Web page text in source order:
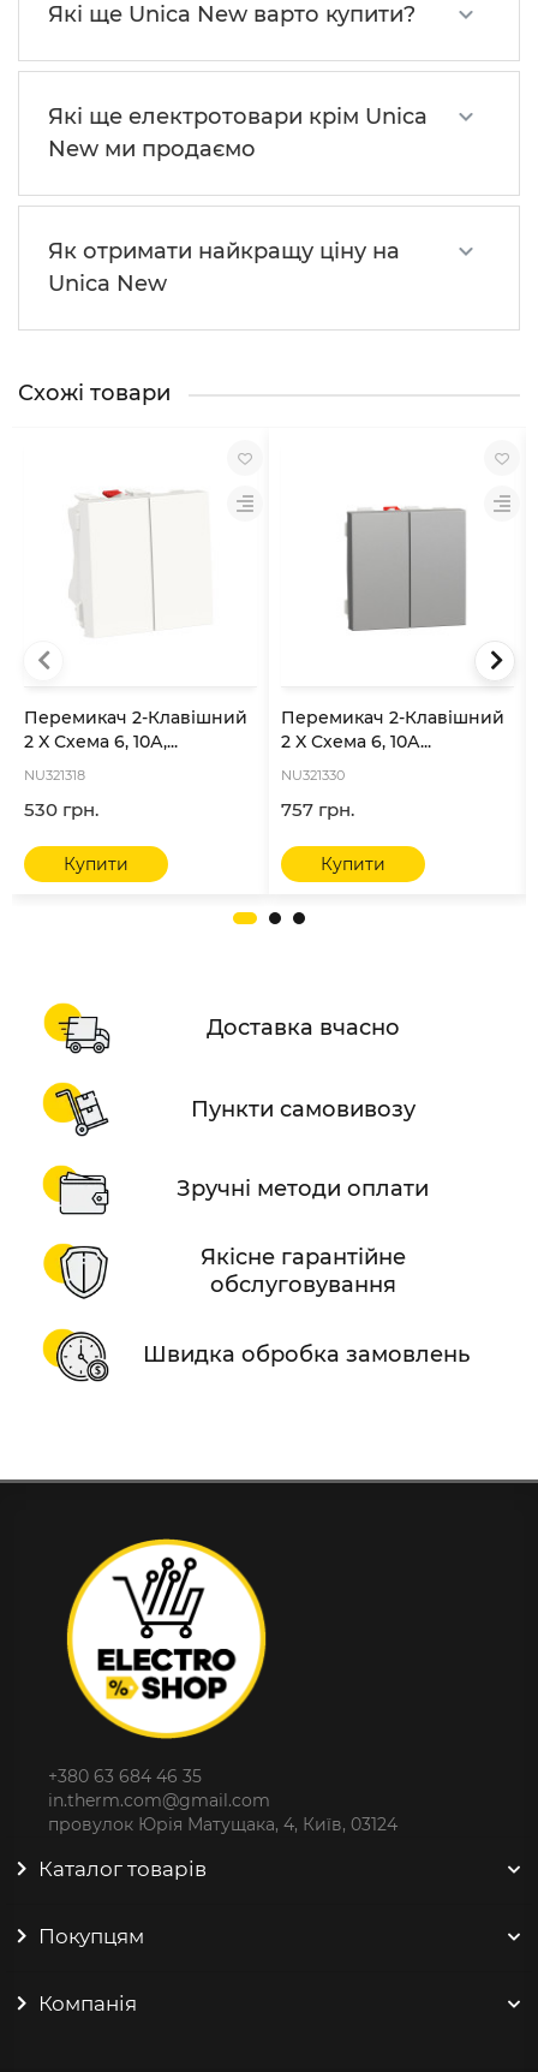
Які ще Unica New варто купити?
Які ще електротовари крім Unica
New ми продаємо
Як отримати найкращу ціну на
Unica New
Схожі товари
Перемикач 2-Клавішний
2 X Схема 6, 10А,...
NU321318
530 грн.
Купити
Перемикач 2-Клавішний
2 X Схема 6, 10А...
NU321330
757 грн.
Купити
Доставка вчасно
Пункти самовивозу
Зручні методи оплати
Якісне гарантійне
обслуговування
Швидка обробка замовлень
+380 63 684 46 35
in.therm.com@gmail.com
провулок Юрія Матущака, 4, Київ, 03124
Каталог товарів
Покупцям
Компанія